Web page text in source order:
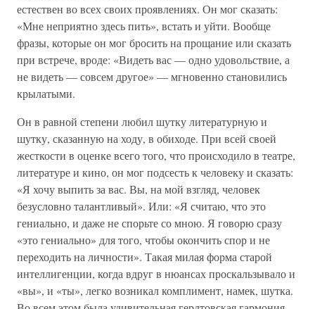
естествен во всех своих проявлениях. Он мог сказать:
«Мне неприятно здесь пить», встать и уйти. Вообще
фразы, которые он мог бросить на прощание или сказать
при встрече, вроде: «Видеть вас — одно удовольствие, а
не видеть — совсем другое» — мгновенно становились
крылатыми.
Он в равной степени любил шутку литературную и
шутку, сказанную на ходу, в обиходе. При всей своей
жесткости в оценке всего того, что происходило в театре,
литературе и кино, он мог подсесть к человеку и сказать:
«Я хочу выпить за вас. Вы, на мой взгляд, человек
безусловно талантливый». Или: «Я считаю, что это
гениально, и даже не спорьте со мною. Я говорю сразу
«это гениально» для того, чтобы окончить спор и не
переходить на личности». Такая милая форма старой
интеллигенции, когда вдруг в нюансах проскальзывало и
«вы», и «ты», легко возникал комплимент, намек, шутка.